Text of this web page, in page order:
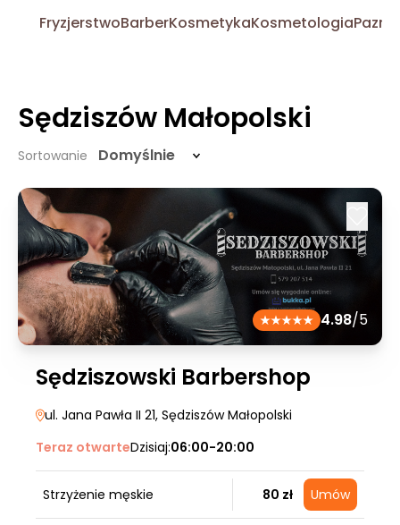
FryzjerstwoBarberKosmetykaKosmetologia
Sędziszów Małopolski
Sortowanie Domyślnie
4.98/5
Sędziszowski Barbershop
ul. Jana Pawła II 21, Sędziszów Małopolski
Teraz otwarteDzisiaj:06:00-20:00
Strzyżenie męskie 80 zł Umów